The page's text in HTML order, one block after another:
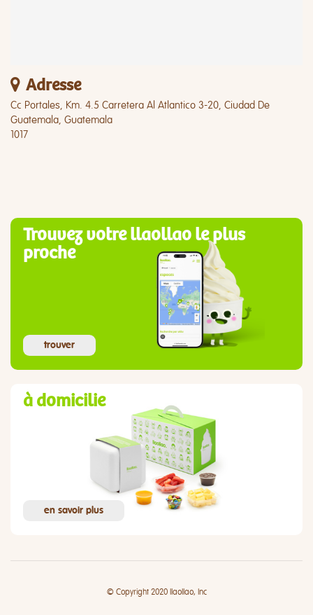
Adresse
Cc Portales, Km. 4.5 Carretera Al Atlantico 3-20, Ciudad De
Guatemala, Guatemala
1017
Trouvez votre llaollao le plus
proche
trouver
à domicilie
en savoir plus
© Copyright 2020 llaollao, Inc